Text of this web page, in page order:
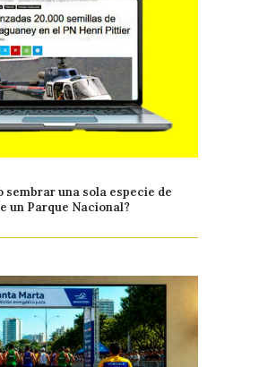
sembrar una sola especie de
un Parque Nacional?